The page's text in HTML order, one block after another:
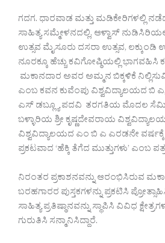
ಗದಗ. ಧಾರವಾಡ ಮತ್ತು ಮಡಿಕೇರಿಗಳಲ್ಲಿ
ಸಾಹಿತ್ಯ ಸಮ್ಮೇಳನದಲ್ಲಿ, ಆಳ್ವಾಸ್
ಉತ್ಸವ ಮೈಸೂರು ದಸರಾ ಉತ್ಸವ, ಲಕ್ಕುಂಡಿ
ನೂರಕ್ಕೂ ಹೆಚ್ಚು ಕವಿಗೋಷ್ಠಿಯಲ್ಲಿ
ಮಕಾನದಾರ ಅವರ ಅಮ್ಮನ ಬಿಕ್ಕಳಿಕೆ
ಎಂಬ ಕವನ ಕುವೆಂಪು ವಿಶ್ವವಿದ್ಯಾಲಯದ ಬಿ ಎ,
ಎಸ್ ಡಬ್ಲ್ಯೂ ಪದವಿ ತರಗತಿಯ ಮೊದಲ
ಬಳ್ಳಾರಿಯ ಶ್ರೀ ಕೃಷ್ಣದೇವರಾಯ
ವಿಶ್ವವಿದ್ಯಾಲಯದ ಎಂ ಬಿ ಎ ಎರಡನೇ
ಪ್ರಕಟವಾದ ‘ಹೆಕ್ಕಿ ತೆಗೆದ ಮುತ್ತುಗಳು’ ಎಂಬ
ನಿರಂತರ ಪ್ರಕಾಶನವನ್ನು ಆರಂಭಿಸಿರುವ
ಬರಹಗಾರರ ಪುಸ್ತಕಗಳನ್ನು ಪ್ರಕಟಿಸಿ
ಸಾಹಿತ್ಯ ಪ್ರತಿಷ್ಠಾನವನ್ನು ಸ್ಥಾಪಿಸಿ ವಿವಿಧ
ಗುರುತಿಸಿ ಸನ್ಮಾನಿಸಿದ್ದಾರೆ.